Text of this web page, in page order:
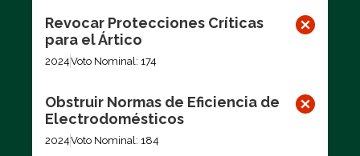
Revocar Protecciones Críticas
para el Ártico
2024Voto Nominal: 174
Obstruir Normas de Eficiencia de
Electrodomésticos
2024Voto Nominal: 184